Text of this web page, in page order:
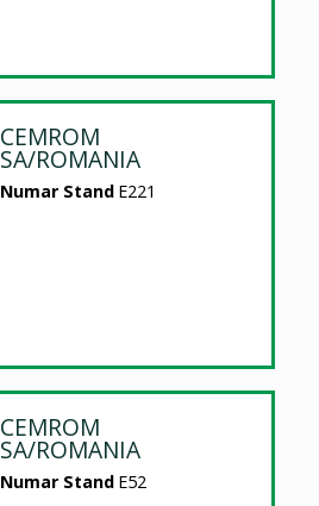
CEMROM
SA/ROMANIA
Numar Stand E221
CEMROM
SA/ROMANIA
Numar Stand E52